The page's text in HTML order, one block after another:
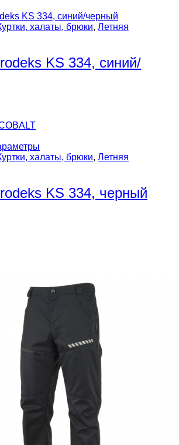
халаты, брюки, Летняя
KS 334, синий/
халаты, брюки, Летняя
KS 334, черный